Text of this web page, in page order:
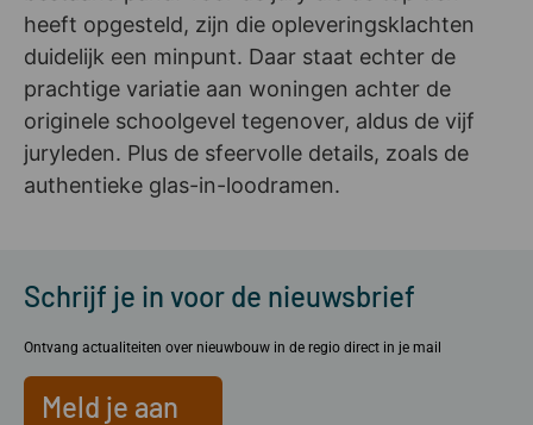
heeft opgesteld, zijn die opleveringsklachten
duidelijk een minpunt. Daar staat echter de
prachtige variatie aan woningen achter de
originele schoolgevel tegenover, aldus de vijf
juryleden. Plus de sfeervolle details, zoals de
authentieke glas-in-loodramen.
Schrijf je in voor de nieuwsbrief
Ontvang actualiteiten over nieuwbouw in de regio direct in je mail
Meld je aan